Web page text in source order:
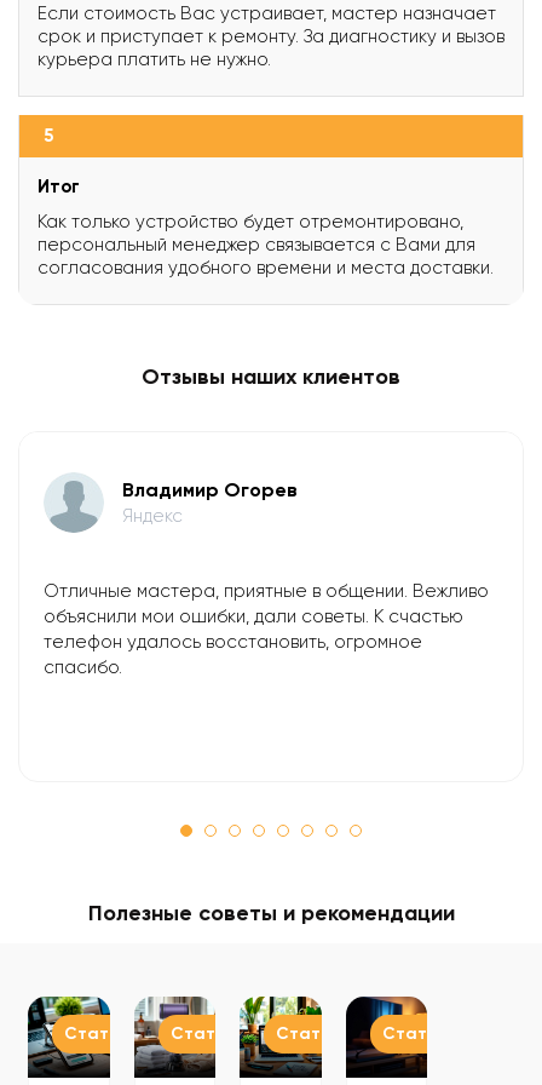
Если стоимость Вас устраивает, мастер назначает
срок и приступает к ремонту. За диагностику и вызов
курьера платить не нужно.
5
Итог
Как только устройство будет отремонтировано,
персональный менеджер связывается с Вами для
согласования удобного времени и места доставки.
Отзывы наших клиентов
Владимир Огорев
Яндекс
Отличные мастера, приятные в общении. Вежливо
объяснили мои ошибки, дали советы. К счастью
телефон удалось восстановить, огромное
спасибо.
Полезные советы и рекомендации
Статьи Статьи Статьи Статьи